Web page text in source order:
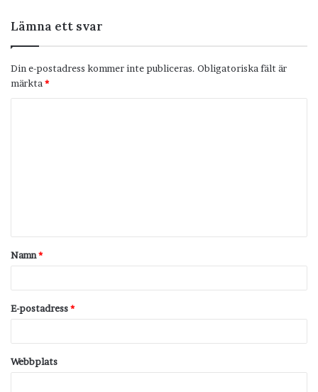
Lämna ett svar
Din e-postadress kommer inte publiceras. Obligatoriska fält är
märkta *
t
a
Namn*
E-postadress*
Webbplats